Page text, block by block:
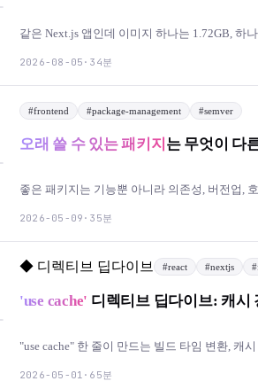
같은 Next.js 앱인데 이미지 하나는 1.72GB, 하
2026-08-05 · 34분
#frontend #package-management #semver
오래 쓸 수 있는 패키지 는 무엇이 다
좋은 패키지는 기능뿐 아니라 의존성, 버전업,
2026-05-09 · 35분
◆ 디렉티브 딥다이브 #react #nextjs #
'use cache' 디렉티브 딥다이브: 캐시
"use cache" 한 줄이 만드는 빌드 타임 변환, 캐
2026-05-01 · 65분